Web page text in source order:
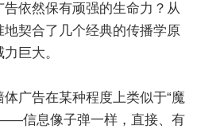
依然保有顽强的生命力？从
契合了几个经典的传播学原
巨大。
体广告在某种程度上类似于“魔
信息像子弹一样，直接、有